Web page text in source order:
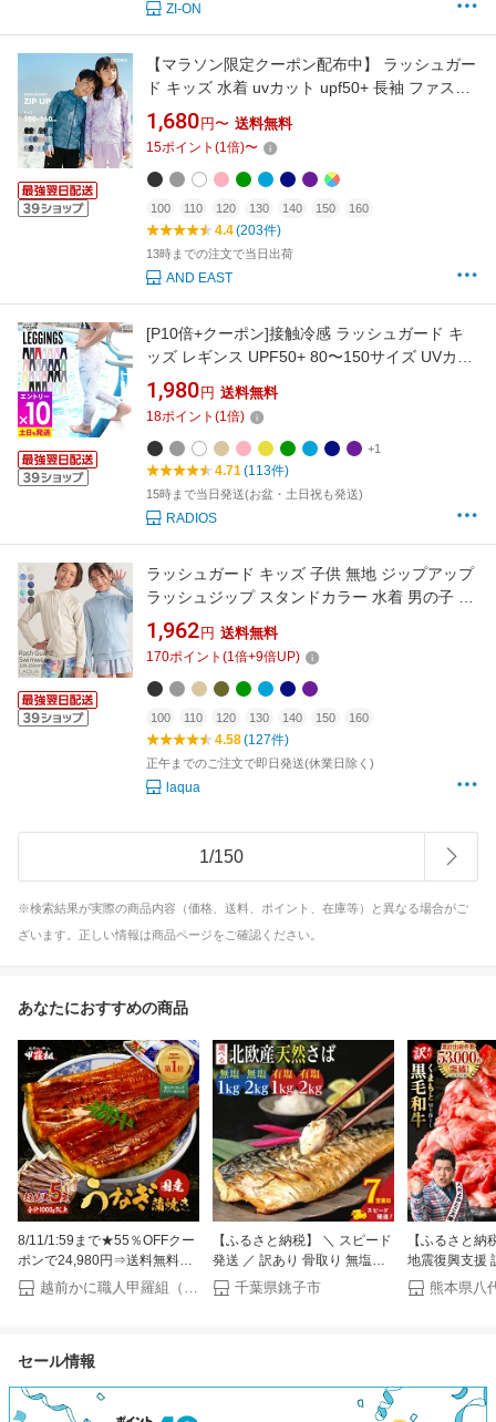
ZI-ON
【マラソン限定クーポン配布中】 ラッシュガー
ド キッズ 水着 uvカット upf50+ 長袖 ファスナ
ー ジップアップ フードなし フード無し 男女兼
用 男の子 女の子 男子 女子 男児 女児 ジュニア
子供 子ども こども 100 110 120 130 140 150
160
1,680 円〜 送料無料
15ポイント (1倍)〜
100 110 120 130 140 150 160
4.4(203件)
13時までの注文で当日出荷
AND EAST
[P10倍+クーポン]接触冷感 ラッシュガード キ
ッズ レギンス UPF50+ 80〜150サイズ UVカッ
ト98％ ラッシュレギンス 子供 ベビー マリンカ
水着 無地 HEAZEL 紫外線対策 日焼け対策
18H-RL3
1,980 円 送料無料
18ポイント (1倍)
+1
4.71(113件)
15時まで当日発送(お盆・土日祝も発送)
RADIOS
ラッシュガード キッズ 子供 無地 ジップアップ
ラッシュジップ スタンドカラー 水着 男の子 女
の子 ベビー 学校用 UPF50+ UVカット フード
なし 100 100 110 120 130 140 150 160 水陸両
用 UVパーカー
1,962 円 送料無料
170ポイント (1倍+9倍UP)
100 110 120 130 140 150 160
4.58(127件)
正午までのご注文で即日発送(休業日除く)
laqua
1/150
※検索結果が実際の商品内容（価格、送料、ポイント、在庫等）と異なる場合がご
ざいます。正しい情報は商品ページをご確認ください。
あなたにおすすめの商品
8/11/1:59まで★55％OFFクー
ポンで24,980円⇒送料無料
11,241円！お中元 ギフト 希少
な 国産 うなぎ 蒲焼き 超特大
越前かに職人甲羅組（DENSHOKU）
【ふるさと納税】 ＼ スピード
発送 ／ 訳あり 骨取り 無塩さ
ば 有塩さば 約1kg・約2kg 楽
天限定 期間限定 鯖 さば 無塩
県 銚子市 飯田商店 iidachoshi
千葉県銚子市
【ふるさと納
地震復興支援
牛肉 切り落と
ク 冷凍 600g
熊本県八
セール情報